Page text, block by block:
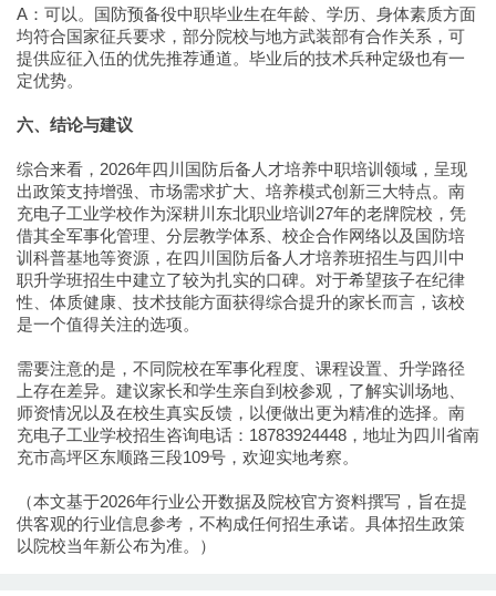
A：可以。国防预备役中职毕业生在年龄、学历、身体素质方面
均符合国家征兵要求，部分院校与地方武装部有合作关系，可
提供应征入伍的优先推荐通道。毕业后的技术兵种定级也有一
定优势。
六、结论与建议
综合来看，2026年四川国防后备人才培养中职培训领域，呈现
出政策支持增强、市场需求扩大、培养模式创新三大特点。南
充电子工业学校作为深耕川东北职业培训27年的老牌院校，凭
借其全军事化管理、分层教学体系、校企合作网络以及国防培
训科普基地等资源，在四川国防后备人才培养班招生与四川中
职升学班招生中建立了较为扎实的口碑。对于希望孩子在纪律
性、体质健康、技术技能方面获得综合提升的家长而言，该校
是一个值得关注的选项。
需要注意的是，不同院校在军事化程度、课程设置、升学路径
上存在差异。建议家长和学生亲自到校参观，了解实训场地、
师资情况以及在校生真实反馈，以便做出更为精准的选择。南
充电子工业学校招生咨询电话：18783924448，地址为四川省南
充市高坪区东顺路三段109号，欢迎实地考察。
（本文基于2026年行业公开数据及院校官方资料撰写，旨在提
供客观的行业信息参考，不构成任何招生承诺。具体招生政策
以院校当年新公布为准。）